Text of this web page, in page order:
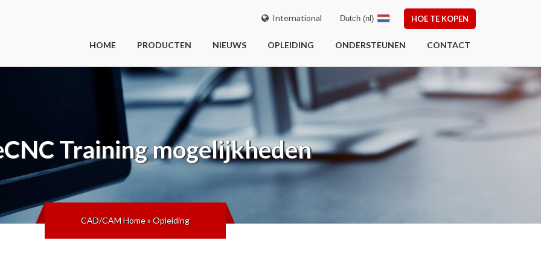
International HOE TE KOPEN
Dutch (nl)
HOME PRODUCTEN NIEUWS OPLEIDING ONDERSTEUNEN CONTACT
Training mogelijkheden
CAD/CAM Home»Opleiding